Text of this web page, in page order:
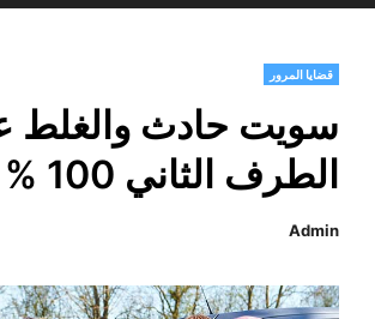
قضايا المرور
سويت حادث والغلط
الطرف الثاني 100 %
Admin